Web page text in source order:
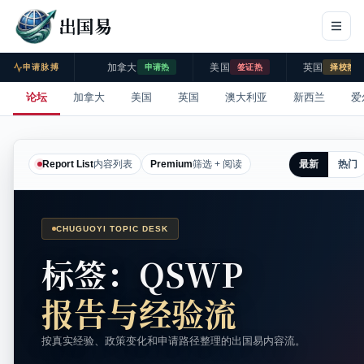
出国易
申请脉搏 加拿大 申请热 美国 签证热 英国 择校热
论坛 加拿大 美国 英国 澳大利亚 新西兰 爱
Report List内容列表 Premium筛选 + 阅读 最新 热门
CHUGUOYI TOPIC DESK
标签：QSWP
报告与经验流
按真实经验、政策变化和申请路径整理的出国易内容流。